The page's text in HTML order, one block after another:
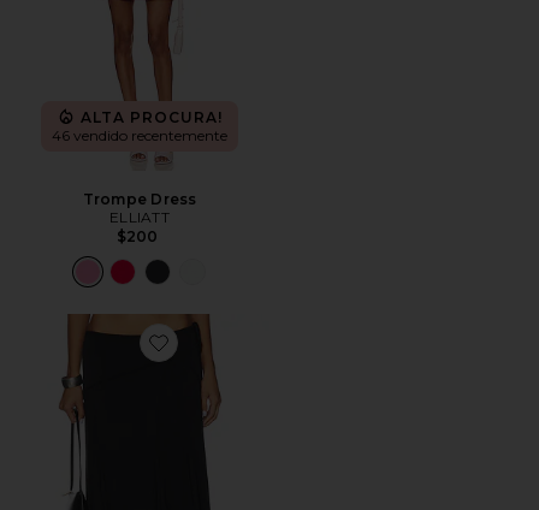
ALTA PROCURA!
46 vendido recentemente
Trompe Dress
ELLIATT
$200
Favorite Sharni Skirt